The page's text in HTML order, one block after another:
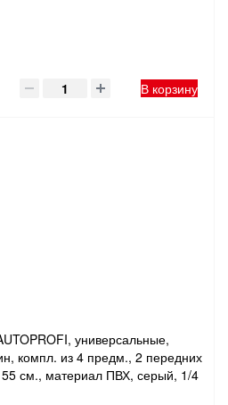
В корзину
универсальные,
компл. из 4 предм., 2 передних
см., материал ПВХ, серый, 1/4